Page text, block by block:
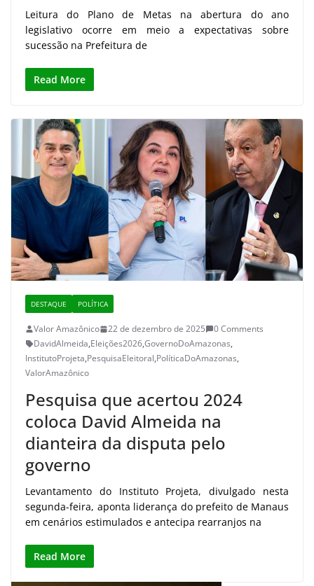
Leitura do Plano de Metas na abertura do ano
legislativo ocorre em meio a expectativas sobre
sucessão na Prefeitura de
Read More
DESTAQUE POLÍTICA
Valor Amazônico 22 de dezembro de 2025
0 Comments
DavidAlmeida,Eleições2026,GovernoDoAmazonas,
InstitutoProjeta,PesquisaEleitoral,PolíticaDoAmazonas,
ValorAmazônico
Pesquisa que acertou 2024
coloca David Almeida na
dianteira da disputa pelo
governo
Levantamento do Instituto Projeta, divulgado nesta
segunda-feira, aponta liderança do prefeito de Manaus
em cenários estimulados e antecipa rearranjos na
Read More